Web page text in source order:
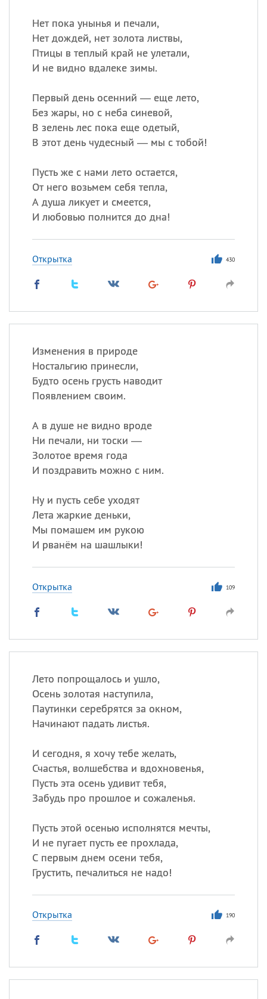
Нет пока унынья и печали,
Нет дождей, нет золота листвы,
Птицы в теплый край не улетали,
И не видно вдалеке зимы.
Первый день осенний — еще лето,
Без жары, но с неба синевой,
В зелень лес пока еще одетый,
В этот день чудесный — мы с тобой!
Пусть же с нами лето остается,
От него возьмем себя тепла,
А душа ликует и смеется,
И любовью полнится до дна!
Открытка 430
Изменения в природе
Ностальгию принесли,
Будто осень грусть наводит
Появлением своим.
А в душе не видно вроде
Ни печали, ни тоски —
Золотое время года
И поздравить можно с ним.
Ну и пусть себе уходят
Лета жаркие деньки,
Мы помашем им рукою
И рванём на шашлыки!
Открытка 109
Лето попрощалось и ушло,
Осень золотая наступила,
Паутинки серебрятся за окном,
Начинают падать листья.
И сегодня, я хочу тебе желать,
Счастья, волшебства и вдохновенья,
Пусть эта осень удивит тебя,
Забудь про прошлое и сожаленья.
Пусть этой осенью исполнятся мечты,
И не пугает пусть ее прохлада,
С первым днем осени тебя,
Грустить, печалиться не надо!
Открытка 190